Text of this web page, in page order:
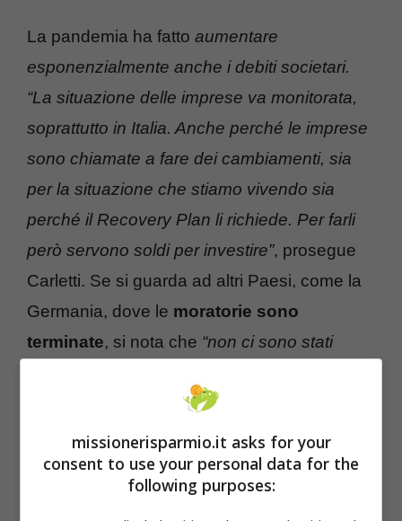
La pandemia ha fatto aumentare
esponenzialmente anche i debiti societari.
“La situazione delle imprese va monitorata,
soprattutto in Italia. Anche perché le imprese
sono chiamate a fare dei cambiamenti, sia
per la situazione che stiamo vivendo sia
perché il Recovery Plan li richiede. Per farli
però servono soldi per investire”, prosegue
Carletti. Se si guarda ad altri Paesi, come la
Germania, dove le moratorie sono
terminate, si nota che “non ci sono stati
modello che, si spera, possa seguire anche
l’Italia, Paese però fortemente indebitato a
livello di imprese. Cosa fare? “Prolungare
eccessivamente le moratorie potrebbe
missionerisparmio.it asks for your
consent to use your personal data for the
following purposes: